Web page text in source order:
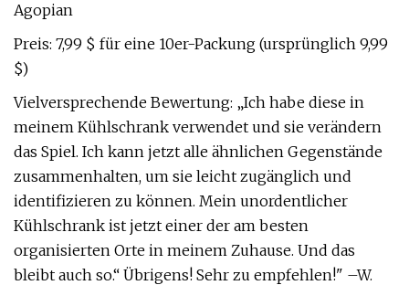
Agopian
Preis: 7,99 $ für eine 10er-Packung (ursprünglich 9,99
$)
Vielversprechende Bewertung: „Ich habe diese in
meinem Kühlschrank verwendet und sie verändern
das Spiel. Ich kann jetzt alle ähnlichen Gegenstände
zusammenhalten, um sie leicht zugänglich und
identifizieren zu können. Mein unordentlicher
Kühlschrank ist jetzt einer der am besten
organisierten Orte in meinem Zuhause. Und das
bleibt auch so.“ Übrigens! Sehr zu empfehlen!" –W.